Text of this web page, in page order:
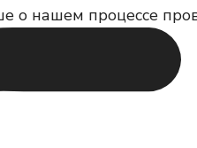
о нашем процессе